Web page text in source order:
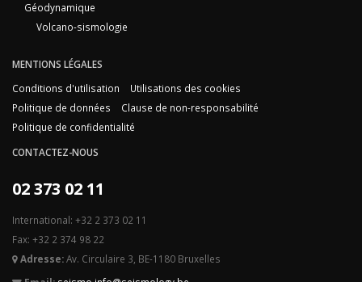
Géodynamique
Volcano-sismologie
MENTIONS LÉGALES
Conditions d'utilisation
Utilisations des cookies
Politique de données
Clause de non-responsabilité
Politique de confidentialité
CONTACTEZ-NOUS
02 373 02 11
International: +32 2 373 02 11
Fax: +32 2 374 98 22
Adresse:Av. Circulaire 3, BE-1180 Bruxelles